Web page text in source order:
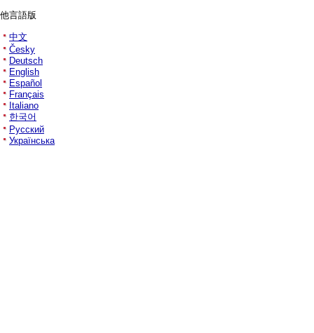
他言語版
中文
Česky
Deutsch
English
Español
Français
Italiano
한국어
Русский
Українська